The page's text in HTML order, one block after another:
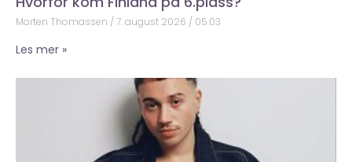
Morten Thomassen 7. august 2026 05:03
Les mer »